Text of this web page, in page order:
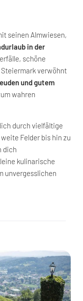
seinen Almwiesen,
in der
schöne
Steiermark verwöhnt
und gutem
wahren
durch vielfältige
Felder bis hin zu
dich
kulinarische
unvergesslichen